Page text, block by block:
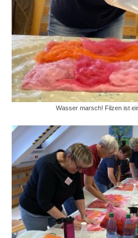
Wasser marsch! Filzen ist